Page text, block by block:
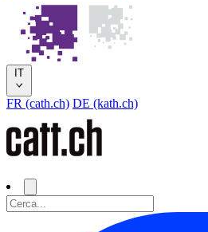
IT
FR (cath.ch) DE (kath.ch)